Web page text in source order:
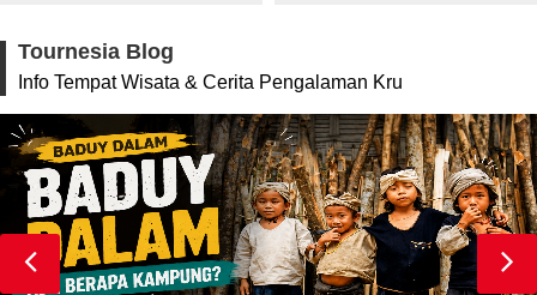
Tournesia Blog
Info Tempat Wisata & Cerita Pengalaman Kru